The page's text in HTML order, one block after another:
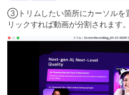
③トリムしたい箇所にカーソルを
リックすれば動画が分割されます。